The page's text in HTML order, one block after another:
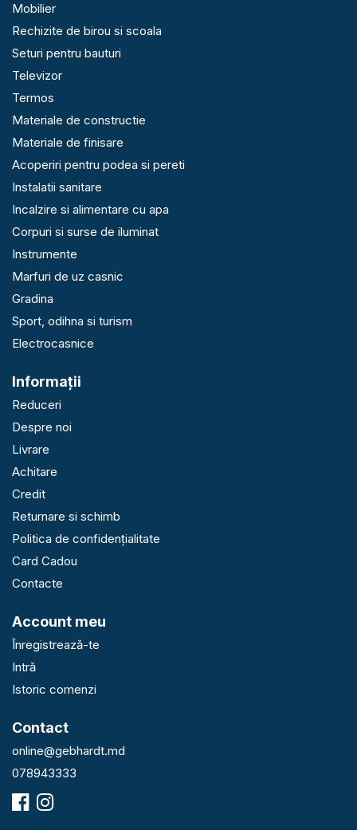
Mobilier
Rechizite de birou si scoala
Seturi pentru bauturi
Televizor
Termos
Materiale de constructie
Materiale de finisare
Acoperiri pentru podea si pereti
Instalatii sanitare
Incalzire si alimentare cu apa
Corpuri si surse de iluminat
Instrumente
Marfuri de uz casnic
Gradina
Sport, odihna si turism
Electrocasnice
Informaţii
Reduceri
Despre noi
Livrare
Achitare
Credit
Returnare si schimb
Politica de confidențialitate
Card Cadou
Contacte
Account meu
Înregistrează-te
Intră
Istoric comenzi
Contact
online@gebhardt.md
078943333